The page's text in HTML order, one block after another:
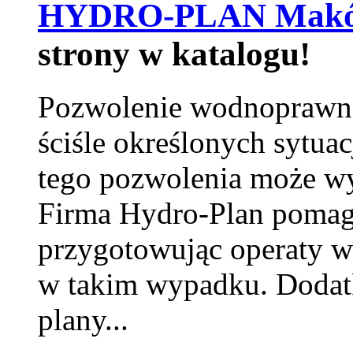
HYDRO-PLAN
strony w katalogu!
Pozwolenie
ściśle określonych
tego pozwolenia może
Firma Hydro-Plan
przygotowując operaty
w takim wypadku.
plany...